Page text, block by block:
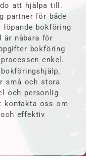
att hjälpa till.
partner för både
bokföring
är nåbara för
bokföring
enkel.
små och stora
och personlig
kontakta oss om
effektiv